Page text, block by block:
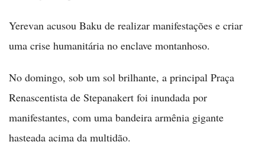
Yerevan acusou Baku de realizar manifestações e criar
uma crise humanitária no enclave montanhoso.
No domingo, sob um sol brilhante, a principal Praça
Renascentista de Stepanakert foi inundada por
manifestantes, com uma bandeira armênia gigante
hasteada acima da multidão.